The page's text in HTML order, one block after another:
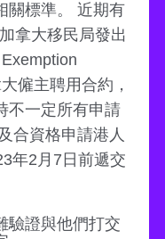
關標準。 近期有
拿大移民局發出
僱主聘用合約，
不一定所有申請
合資格申請港人
年2月7日前遞交
驗證與他們打交